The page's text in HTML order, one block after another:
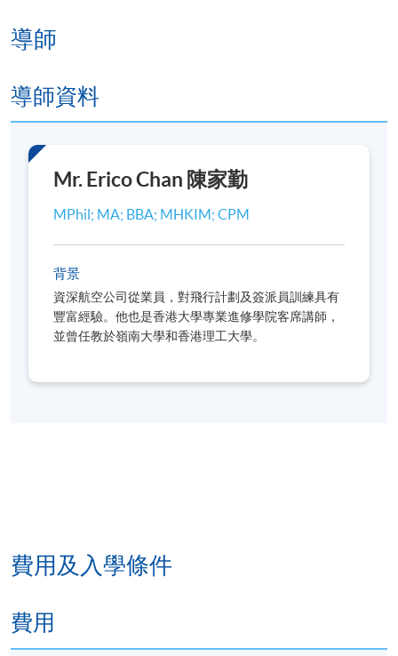
2026年8月15日（星期六）
***出席率達70%可獲頒發修讀證明書***
開課日期
2026年7月22日 (星期三)
逢周三、周六，2:00pm - 5:30pm
修業期
地點
導師
導師資料
Mr. Erico Chan 陳家勤
MPhil; MA; BBA; MHKIM; CPM
背景
資深航空公司從業員，對飛行計劃及簽派員訓練具有
豐富經驗。他也是香港大學專業進修學院客席講師，
並曾任教於嶺南大學和香港理工大學。
費用及入學條件
費用